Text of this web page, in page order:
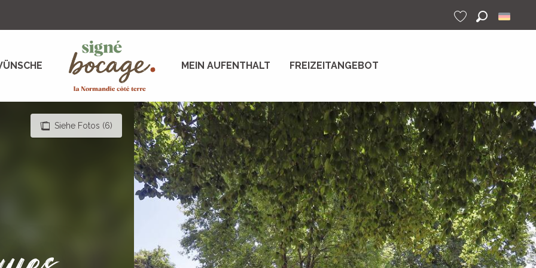
Suche
MEIN AUFENTHALT FREIZEITANGEBOT
Siehe Fotos (6)